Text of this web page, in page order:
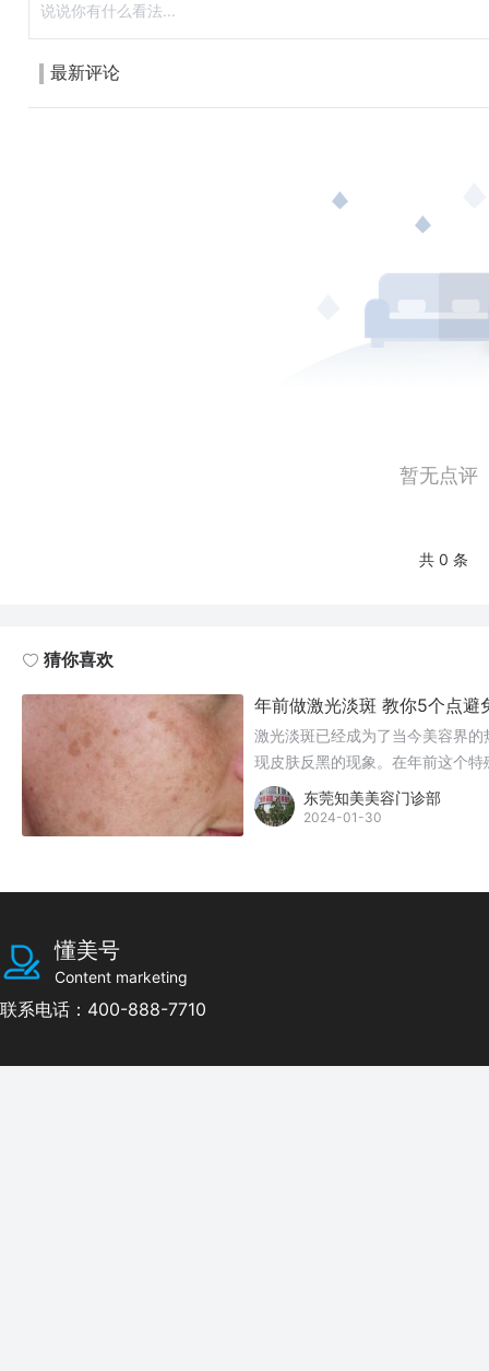
最新评论
暂无点评
共 0 条
猜你喜欢
年前做激光淡斑 教你5个点避
激光淡斑已经成为了当今美容界
现皮肤反黑的现象。在年前这个
肤。因此，本文将为你介绍五个
东莞知美美容门诊部
2024-01-30
懂美号
Content marketing
联系电话：400-888-7710